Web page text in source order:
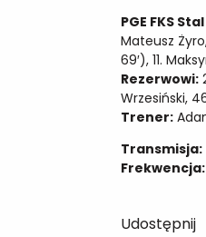
PGE FKS
Mateusz
69′), 11.
Rezerwowi:
Wrzesiński,
Trener:
Transmisja:
Frekwencja:
Udostępnij